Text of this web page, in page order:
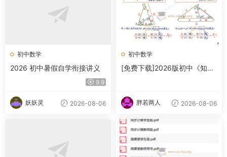
初中数学
2026 初中暑假自学衔接讲义
9.9
妖妖灵 2026-08-06
初中数学
[免费下载]2026版初中《知识
胖若两人 2026-08-06